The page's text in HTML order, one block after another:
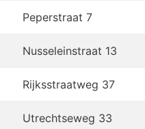
Peperstraat 7
Nusseleinstraat 13
Rijksstraatweg 37
Utrechtseweg 33